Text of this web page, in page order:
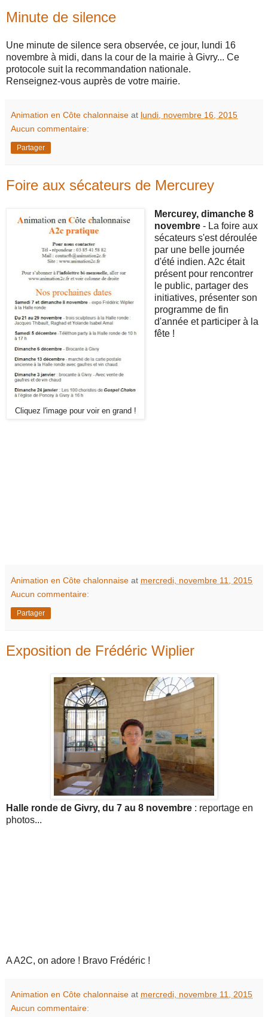
Minute de silence
Une minute de silence sera observée, ce jour, lundi 16
novembre à midi, dans la cour de la mairie à Givry... Ce
protocole suit la recommandation nationale.
Renseignez-vous auprès de votre mairie.
Animation en Côte chalonnaise at lundi, novembre 16, 2015
Aucun commentaire:
Partager
Foire aux sécateurs de Mercurey
Cliquez l'image pour voir en grand !
Mercurey, dimanche 8
novembre- La foire aux
sécateurs s'est déroulée
par une belle journée
d'été indien. A2c était
présent pour rencontrer
le public, partager des
initiatives, présenter son
programme de fin
d'année et participer à la
fête !
Animation en Côte chalonnaise at mercredi, novembre 11, 2015
Aucun commentaire:
Partager
Exposition de Frédéric Wiplier
Halle ronde de Givry, du 7 au 8 novembre : reportage en
photos...
A A2C, on adore ! Bravo Frédéric !
Animation en Côte chalonnaise at mercredi, novembre 11, 2015
Aucun commentaire: